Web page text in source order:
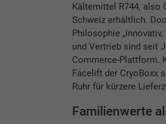
Kältemittel R744, also
Schweiz erhältlich.
Philosophie
und Vertrieb sind seit
Commerce-Plattform.
Facelift der CryoBoxx
Ruhr für kürzere
Familienwerte